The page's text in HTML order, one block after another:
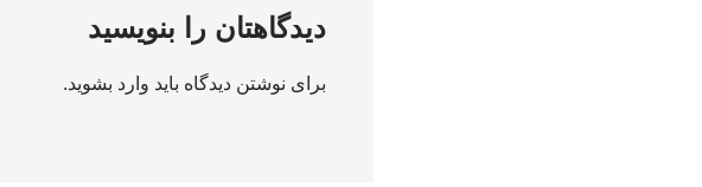
دیدگاهتان را بنویسید
برای نوشتن دیدگاه باید وارد بشوید.